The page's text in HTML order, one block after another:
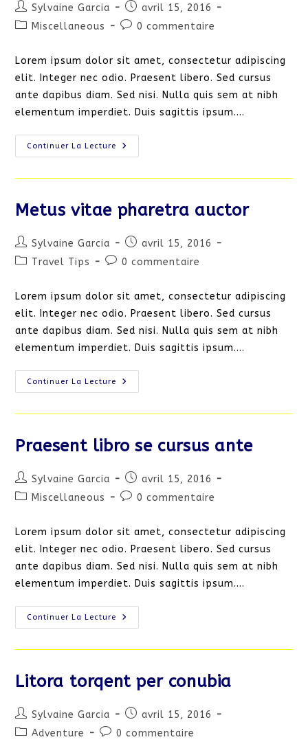
Auteur/autrice
de
Sylvaine Garcia
Publication
publiée :
avril 15, 2016
PostMiscellaneous
Commentaires
la
publication :
0 commentaire
Lorem ipsum dolor sit amet, consectetur adipiscing
elit. Integer nec odio. Praesent libero. Sed cursus
ante dapibus diam. Sed nisi. Nulla quis sem at nibh
elementum imperdiet. Duis sagittis ipsum.…
Continuer La Lecture
Interdum
Magna
Metus vitae pharetra auctor
Auteur/autrice
de
Sylvaine Garcia
Publication
publiée :
avril 15, 2016
PostTravel Tips
Commentaires
publication :
0 commentaire
Lorem ipsum dolor sit amet, consectetur adipiscing
elit. Integer nec odio. Praesent libero. Sed cursus
ante dapibus diam. Sed nisi. Nulla quis sem at nibh
elementum imperdiet. Duis sagittis ipsum.…
Continuer La Lecture
Metus
Vitae
Praesent libro se cursus ante
Auteur/autrice
de
Sylvaine Garcia
Publication
publiée :
avril 15, 2016
PostMiscellaneous
Commentaires
la
publication :
0 commentaire
Lorem ipsum dolor sit amet, consectetur adipiscing
elit. Integer nec odio. Praesent libero. Sed cursus
ante dapibus diam. Sed nisi. Nulla quis sem at nibh
elementum imperdiet. Duis sagittis ipsum.…
Continuer La Lecture
Praesent
Libro
Litora torqent per conubia
Auteur/autrice
de
Sylvaine Garcia
Publication
avril 15, 2016
PostAdventure
Commentaires
0 commentaire